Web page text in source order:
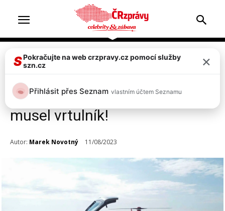
Doprava & nehody
Vážná nehoda na Hané:
Zranily se 3 děti, na místo
musel vrtulník!
Autor: Marek Novotný 11/08/2023
SPokračujte na web crzpravy.cz pomocí služby
szn.cz
×
Přihlásit přes Seznam vlastním účtem Seznamu